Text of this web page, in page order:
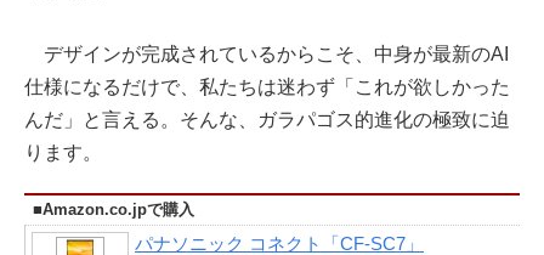
デザインが完成されているからこそ、中身が最新のAI
仕様になるだけで、私たちは迷わず「これが欲しかった
んだ」と言える。そんな、ガラパゴス的進化の極致に迫
ります。
■Amazon.co.jpで購入
パナソニック コネクト「CF-SC7」